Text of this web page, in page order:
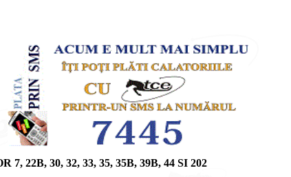
22B, 30, 32, 33, 35, 35B, 39B, 44 SI 202